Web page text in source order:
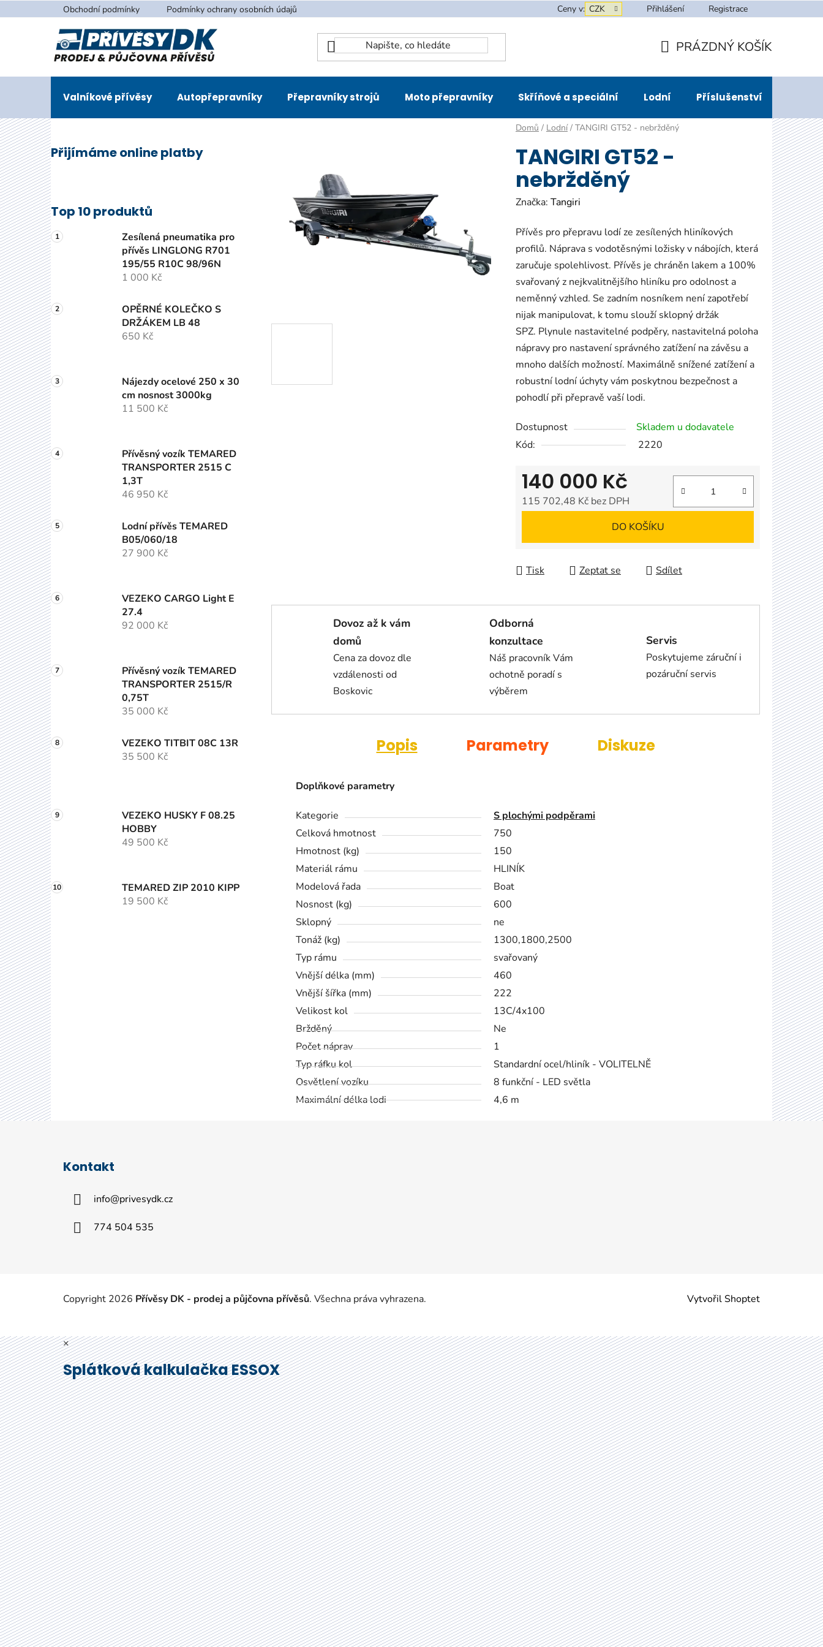
na
Obchodní podmínky Podmínky ochrany osobních údajů Ceny v: CZK Přihlášení Registrace
KOŠÍK
PRÁZDNÝ KOŠÍK
Valníkové přívěsy Autopřepravníky Přepravníky strojů Moto přepravníky Skříňové a speciální Lodní Příslušenství
Domů / Lodní / TANGIRI GT52 - nebržděný
P
o
s
t
r
a
n
n
í
p
a
n
e
l
Přijímáme online platby
Top 10 produktů
Zesílená pneumatika pro
přívěs LINGLONG R701
195/55 R10C 98/96N
1 000 Kč
OPĚRNÉ KOLEČKO S
DRŽÁKEM LB 48
650 Kč
Nájezdy ocelové 250 x 30
cm nosnost 3000kg
11 500 Kč
Přívěsný vozík TEMARED
TRANSPORTER 2515 C
1,3T
46 950 Kč
Lodní přívěs TEMARED
B05/060/18
27 900 Kč
VEZEKO CARGO Light E
27.4
92 000 Kč
Přívěsný vozík TEMARED
TRANSPORTER 2515/R
0,75T
35 000 Kč
VEZEKO TITBIT 08C 13R
35 500 Kč
VEZEKO HUSKY F 08.25
HOBBY
49 500 Kč
TEMARED ZIP 2010 KIPP
19 500 Kč
TANGIRI GT52 -
nebržděný
Značka: Tangiri
Přívěs pro přepravu lodí ze zesílených hliníkových
profilů. Náprava s vodotěsnými ložisky v nábojích, která
zaručuje spolehlivost. Přívěs je chráněn lakem a 100%
svařovaný z nejkvalitnějšího hliníku pro odolnost a
neměnný vzhled. Se zadním nosníkem není zapotřebí
nijak manipulovat, k tomu slouží sklopný držák
SPZ. Plynule nastavitelné podpěry, nastavitelná poloha
nápravy pro nastavení správného zatížení na závěsu a
mnoho dalších možností. Maximálně snížené zatížení a
robustní lodní úchyty vám poskytnou bezpečnost a
pohodlí při přepravě vaší lodi.
Dostupnost
Skladem u dodavatele
Kód:
2220
140 000 Kč
115 702,48 Kč bez DPH
DO KOŠÍKU
Tisk Zeptat se Sdílet
Dovoz až k vám
domů
Cena za dovoz dle
vzdálenosti od
Boskovic
Odborná
konzultace
Náš pracovník Vám
ochotně poradí s
výběrem
Servis
Poskytujeme záruční i
pozáruční servis
Popis Parametry Diskuze
Doplňkové parametry
Kategorie
S plochými podpěrami
Celková hmotnost
750
Hmotnost (kg)
150
Materiál rámu
HLINÍK
Modelová řada
Boat
Nosnost (kg)
600
Sklopný
ne
Tonáž (kg)
1300,1800,2500
Typ rámu
svařovaný
Vnější délka (mm)
460
Vnější šířka (mm)
222
Velikost kol
13C/4x100
Bržděný
Ne
Počet náprav
1
Typ ráfku kol
Standardní ocel/hliník - VOLITELNĚ
Osvětlení vozíku
8 funkční - LED světla
Maximální délka lodi
4,6 m
Kontakt
info@privesydk.cz
774 504 535
Vytvořil Shoptet
Copyright 2026 Přívěsy DK - prodej a půjčovna přívěsů. Všechna práva vyhrazena.
×
Splátková kalkulačka ESSOX